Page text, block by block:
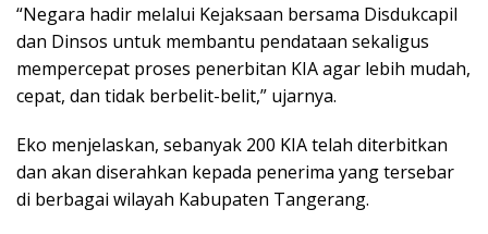
“Negara hadir melalui Kejaksaan bersama Disdukcapil
dan Dinsos untuk membantu pendataan sekaligus
mempercepat proses penerbitan KIA agar lebih mudah,
cepat, dan tidak berbelit-belit,” ujarnya.
Eko menjelaskan, sebanyak 200 KIA telah diterbitkan
dan akan diserahkan kepada penerima yang tersebar
di berbagai wilayah Kabupaten Tangerang.